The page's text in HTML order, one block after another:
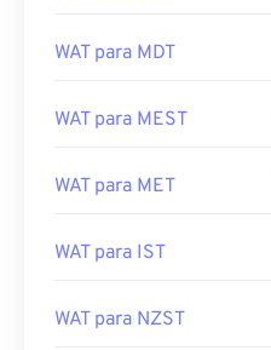
WAT para MDT
WAT para MEST
WAT para MET
WAT para IST
WAT para NZST